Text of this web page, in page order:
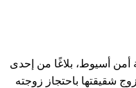
أسيوط، بلاغًا من إحدى
شقيقتها باحتجاز زوجته